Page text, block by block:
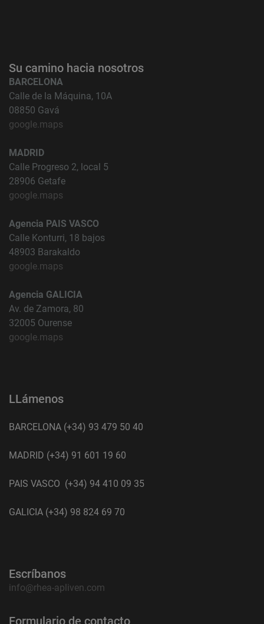
Su camino hacia nosotros
BARCELONA
Calle de la Máquina, 10A
08850 Gavá
google.maps
MADRID
Calle Progreso 2, local 5
28906 Getafe
google.maps
Agencia PAIS VASCO
Calle Konturri, 18 bajos
48903 Barakaldo
google.maps
Agencia GALICIA
Av. de Zamora, 80
32005 Ourense
google.maps
LLámenos
BARCELONA (+34) 93 479 50 40
MADRID (+34) 91 601 19 60
PAIS VASCO (+34) 94 410 09 35
GALICIA (+34) 98 824 69 70
Escríbanos
info@rhea-apliven.com
Formulario de contacto